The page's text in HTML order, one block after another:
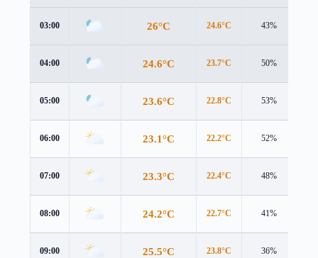
03:00 26°C 24.6°C 43%
04:00 24.6°C 23.7°C 50%
05:00 23.6°C 22.8°C 53%
06:00 23.1°C 22.2°C 52%
07:00 23.3°C 22.4°C 48%
08:00 24.2°C 22.7°C 41%
09:00 25.5°C 23.8°C 36%